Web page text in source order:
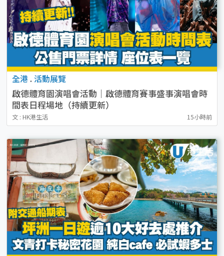
全港 . 活動展覽
啟德體育園演唱會活動｜啟德體育賽事盛事演唱會時
間表日程場地（持續更新）
文 : HK港生活 15小時前